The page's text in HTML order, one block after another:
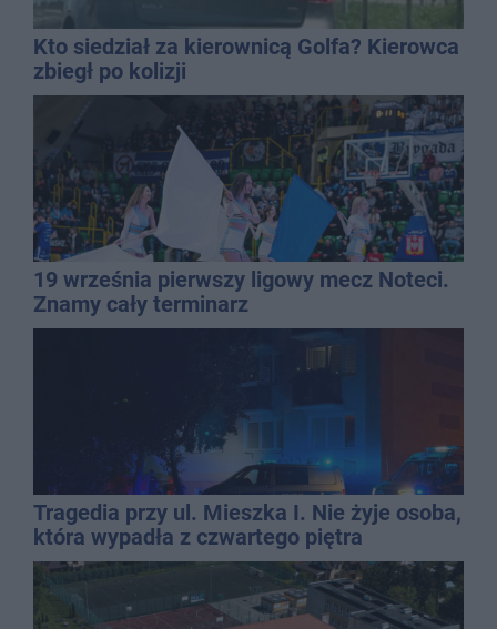
Kto siedział za kierownicą Golfa? Kierowca
zbiegł po kolizji
19 września pierwszy ligowy mecz Noteci.
Znamy cały terminarz
Tragedia przy ul. Mieszka I. Nie żyje osoba,
która wypadła z czwartego piętra